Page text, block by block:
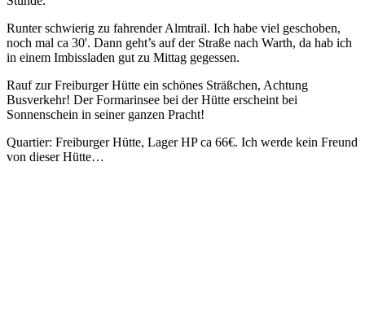
Runter schwierig zu fahrender Almtrail. Ich habe viel geschoben,
noch mal ca 30'. Dann geht’s auf der Straße nach Warth, da hab ich
in einem Imbissladen gut zu Mittag gegessen.
Rauf zur Freiburger Hütte ein schönes Sträßchen, Achtung
Busverkehr! Der Formarinsee bei der Hütte erscheint bei
Sonnenschein in seiner ganzen Pracht!
Quartier: Freiburger Hütte, Lager HP ca 66€. Ich werde kein Freund
von dieser Hütte…